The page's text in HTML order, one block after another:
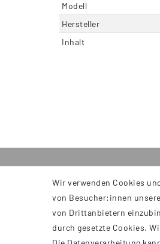
Modell
Hersteller
Inhalt
INFORMATIONEN
AGB
Impressum
Wir verwenden Cookies
von Besucher:innen
von Drittanbietern
durch gesetzte Cookies.